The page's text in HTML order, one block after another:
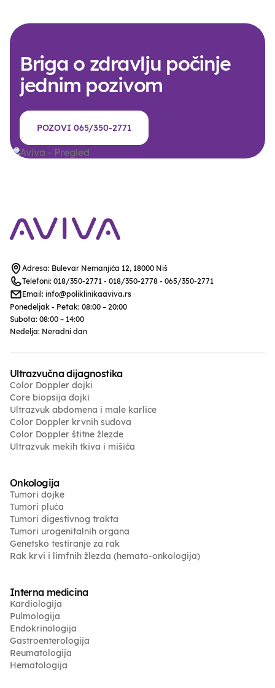
Briga o zdravlju počinje
jednim pozivom
POZOVI 065/350-2771
Adresa: Bulevar Nemanjića 12, 18000 Niš
Telefoni: 018/350-2771 - 018/350-2778 - 065/350-2771
Email: info@poliklinikaaviva.rs
Ponedeljak - Petak: 08:00 – 20:00
Subota: 08:00 – 14:00
Nedelja: Neradni dan
Ultrazvučna dijagnostika
Color Doppler dojki
Core biopsija dojki
Ultrazvuk abdomena i male karlice
Color Doppler krvnih sudova
Color Doppler štitne žlezde
Ultrazvuk mekih tkiva i mišića
Onkologija
Tumori dojke
Tumori pluća
Tumori digestivnog trakta
Tumori urogenitalnih organa
Genetsko testiranje za rak
Rak krvi i limfnih žlezda (hemato-onkologija)
Interna medicina
Kardiologija
Pulmologija
Endokrinologija
Gastroenterologija
Reumatologija
Hematologija